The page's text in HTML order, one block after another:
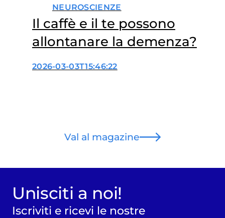
NEUROSCIENZE
Il caffè e il te possono
allontanare la demenza?
2026-03-03T15:46:22
Val al magazine
Unisciti a noi!
Iscriviti e ricevi le nostre